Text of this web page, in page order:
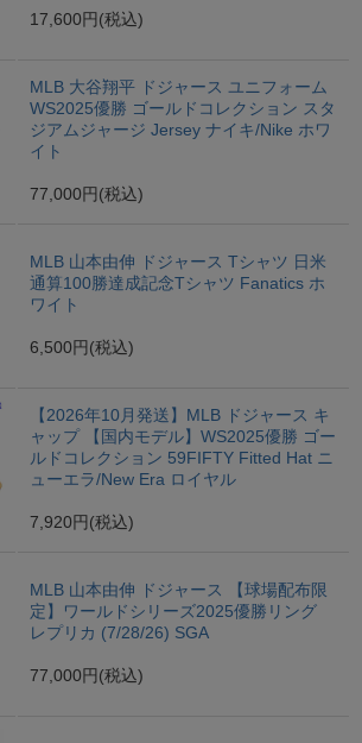
17,600円 (税込)
MLB 大谷翔平 ドジャース ユニフォーム
WS2025優勝 ゴールドコレクション スタ
ジアムジャージ Jersey ナイキ/Nike ホワ
イト
77,000円 (税込)
MLB 山本由伸 ドジャース Tシャツ 日米
通算100勝達成記念Tシャツ Fanatics ホ
ワイト
6,500円 (税込)
【2026年10月発送】MLB ドジャース キ
ャップ 【国内モデル】WS2025優勝 ゴー
ルドコレクション 59FIFTY Fitted Hat ニ
ューエラ/New Era ロイヤル
7,920円 (税込)
MLB 山本由伸 ドジャース 【球場配布限
定】ワールドシリーズ2025優勝リング
レプリカ (7/28/26) SGA
77,000円 (税込)